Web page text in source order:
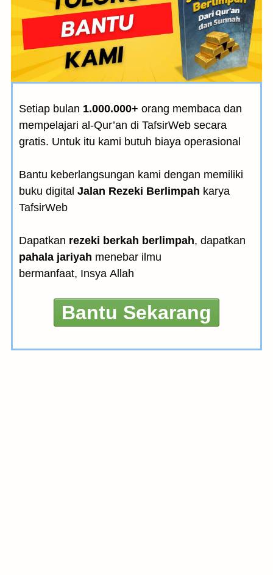
Setiap bulan 1.000.000+ orang membaca dan
mempelajari al-Qur’an di TafsirWeb secara
gratis. Untuk itu kami butuh biaya operasional
Bantu keberlangsungan kami dengan memiliki
buku digital Jalan Rezeki Berlimpah karya
TafsirWeb
Dapatkan rezeki berkah berlimpah, dapatkan
pahala jariyah menebar ilmu
bermanfaat, Insya Allah
Bantu Sekarang